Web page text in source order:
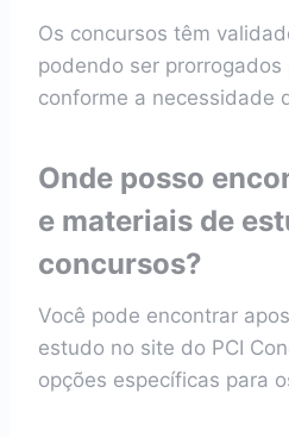
Os concursos têm
podendo ser
conforme a necessidade
Onde posso
e materiais de
concursos?
Você pode encontrar
estudo no site do PCI
opções específicas para